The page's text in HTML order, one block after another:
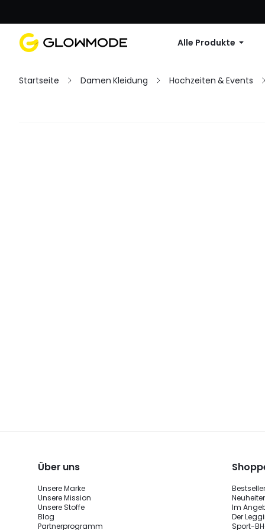
Alle Produkte
Startseite Damen Kleidung Hochzeiten & Events
Über uns
Unsere Marke
Unsere Mission
Unsere Stoffe
Blog
Partnerprogramm
Bestseller
Im
Der
Sport-